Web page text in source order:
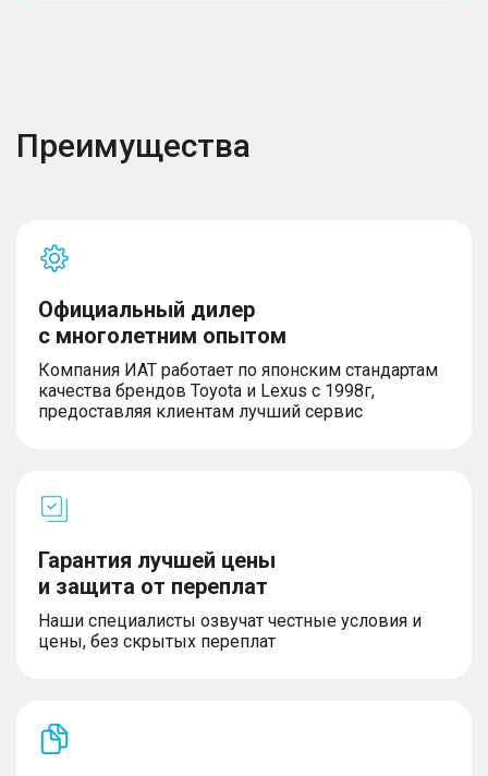
Преимущества
Официальный дилер
с многолетним опытом
Компания ИАТ работает по японским стандартам
качества брендов Toyota и Lexus с 1998г,
предоставляя клиентам лучший сервис
Гарантия лучшей цены
и защита от переплат
Наши специалисты озвучат честные условия и
цены, без скрытых переплат